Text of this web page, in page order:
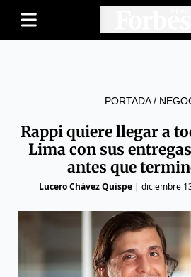
PORTADA/
Rappi quiere llegar a
Lima con sus
antes que
Lucero Chávez Quispe | diciembre